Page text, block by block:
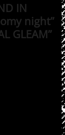
IN
night”
GLEAM”